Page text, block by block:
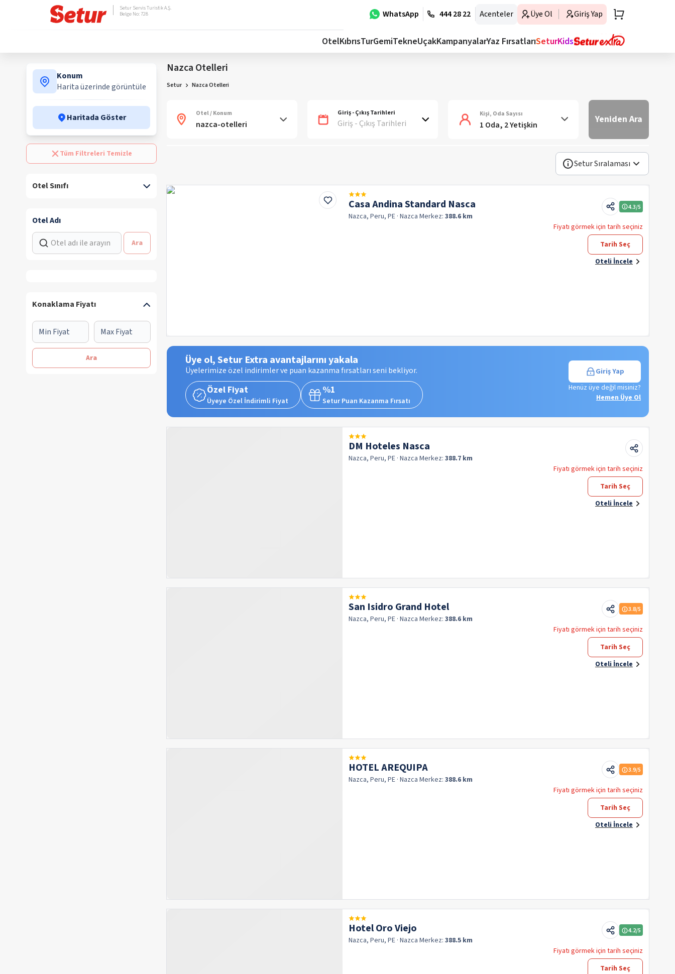
WhatsApp 444 28 22 Acenteler Üye Ol Giriş Yap
Setur Servis Turistik A.Ş.
Belge No: 728
OtelKıbrısTurGemiTekneUçakKampanyalarYaz FırsatlarıSeturKids
Konum
Harita üzerinde görüntüle
Haritada Göster
Tüm Filtreleri Temizle
Otel Sınıfı
Otel Adı
Ara
Konaklama Fiyatı
Ara
Nazca Otelleri
Setur Nazca Otelleri
Otel / Konum Giriş - Çıkış Tarihleri
Giriş - Çıkış Tarihleri
Kişi, Oda Sayısı
1 Oda, 2 Yetişkin Yeniden Ara
Setur Sıralaması
Casa Andina Standard Nasca
Nazca, Peru, PE · Nazca Merkez: 388.6 km
4.3/5
Fiyatı görmek için tarih seçiniz
Tarih Seç
Oteli İncele
Üye ol, Setur Extra avantajlarını yakala
Üyelerimize özel indirimler ve puan kazanma fırsatları seni bekliyor.
Özel Fiyat
Üyeye Özel İndirimli Fiyat
%1
Setur Puan Kazanma Fırsatı
Giriş Yap
Henüz üye değil misiniz?
Hemen Üye Ol
DM Hoteles Nasca
Nazca, Peru, PE · Nazca Merkez: 388.7 km
Fiyatı görmek için tarih seçiniz
Tarih Seç
Oteli İncele
San Isidro Grand Hotel
Nazca, Peru, PE · Nazca Merkez: 388.6 km
3.8/5
Fiyatı görmek için tarih seçiniz
Tarih Seç
Oteli İncele
HOTEL AREQUIPA
Nazca, Peru, PE · Nazca Merkez: 388.6 km
3.9/5
Fiyatı görmek için tarih seçiniz
Tarih Seç
Oteli İncele
Hotel Oro Viejo
Nazca, Peru, PE · Nazca Merkez: 388.5 km
4.2/5
Fiyatı görmek için tarih seçiniz
Tarih Seç